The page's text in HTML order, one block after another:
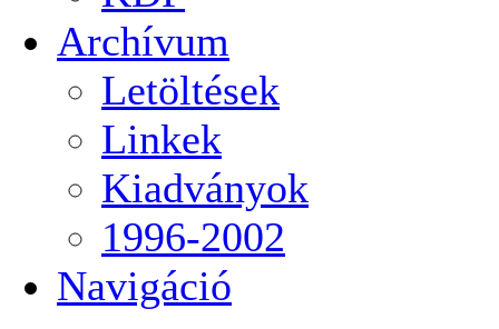
Archívum
Letöltések
Linkek
Kiadványok
1996-2002
Navigáció